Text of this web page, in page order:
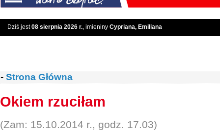
Dziś jest08 sierpnia 2026 r., imieniny Cypriana, Emiliana
- Strona Główna
Okiem rzuciłam
(Zam: 15.10.2014 r., godz. 17.03)